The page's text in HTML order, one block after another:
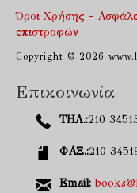
Όροι Χρήσης -
επιστροφών
Copyright © 2026
Επικοινωνία
ΤΗΛ.:210
ΦΑΞ.:210
Email: